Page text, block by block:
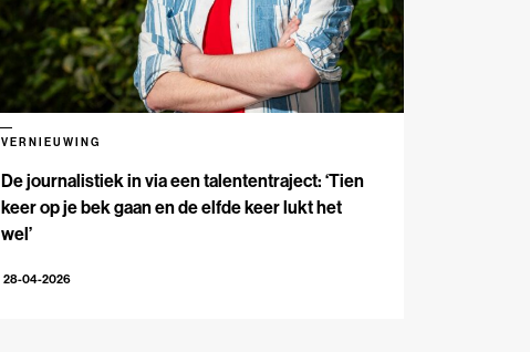
De journalistiek in via een talententraject: ‘Tien
keer op je bek gaan en de elfde keer lukt het
wel’
VERNIEUWING
28-04-2026